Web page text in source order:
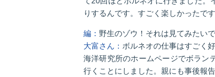
りするんです。すごく楽しかったです
編： 野生のゾウ！それは見てみたい
大富さん： ボルネオの仕事はすごく
海洋研究所のホームページでボラン
行くことにしました。親にも事後報